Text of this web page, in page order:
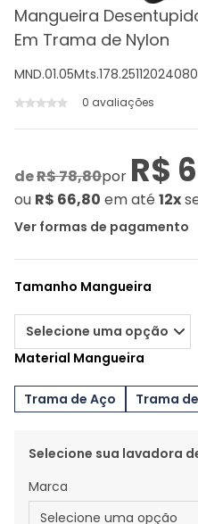
Mangueira
Em Trama de Nylon
0 avaliações
deR$ 78,80por R$
ou R$ 66,80 em até 12x
Ver formas de pagamento
Tamanho Mangueira
Material Mangueira
Trama de Aço Trama
Selecione sua lavadora
Marca